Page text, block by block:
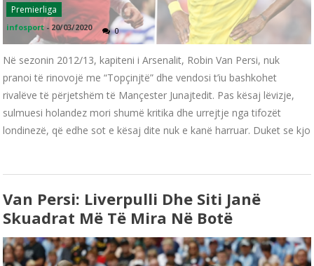
Premierliga
infosport - 20/03/2020 0
Në sezonin 2012/13, kapiteni i Arsenalit, Robin Van Persi, nuk
pranoi të rinovojë me “Topçinjtë” dhe vendosi t’iu bashkohet
rivalëve të përjetshëm të Mançester Junajtedit. Pas kësaj lëvizje,
sulmuesi holandez mori shumë kritika dhe urrejtje nga tifozët
londinezë, që edhe sot e kësaj dite nuk e kanë harruar. Duket se kjo
Van Persi: Liverpulli Dhe Siti Janë
Skuadrat Më Të Mira Në Botë